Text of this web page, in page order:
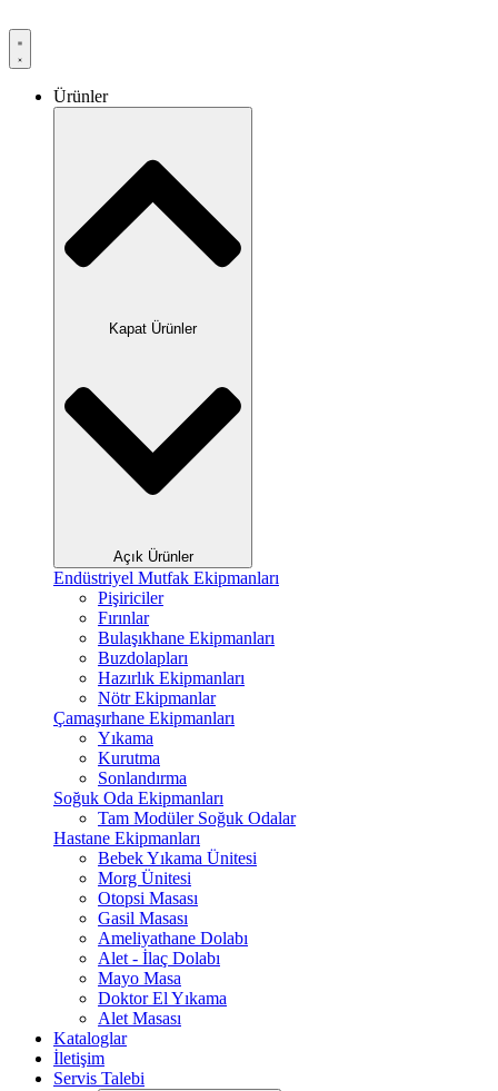
Ürünler
Kapat Ürünler
Açık Ürünler
Endüstriyel Mutfak Ekipmanları
Pişiriciler
Fırınlar
Bulaşıkhane Ekipmanları
Buzdolapları
Hazırlık Ekipmanları
Nötr Ekipmanlar
Çamaşırhane Ekipmanları
Yıkama
Kurutma
Sonlandırma
Soğuk Oda Ekipmanları
Tam Modüler Soğuk Odalar
Hastane Ekipmanları
Bebek Yıkama Ünitesi
Morg Ünitesi
Otopsi Masası
Gasil Masası
Ameliyathane Dolabı
Alet - İlaç Dolabı
Mayo Masa
Doktor El Yıkama
Alet Masası
Kataloglar
İletişim
Servis Talebi